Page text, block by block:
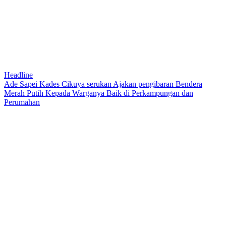
Headline
Ade Sapei Kades Cikuya serukan Ajakan pengibaran Bendera
Merah Putih Kepada Warganya Baik di Perkampungan dan
Perumahan